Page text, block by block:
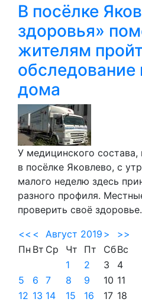
В посёлке
здоровья»
жителям
обследование
дома
У медицинского
в посёлке Яковлево, с
малого неделю здесь
разного профиля.
проверить своё здоровье.
<< < Август 2019 >
>>
Пн Вт Ср Чт Пт СбВс
1
2 3
4
5
6 7 8 9 10 11
12 13 14 15 16 17 18